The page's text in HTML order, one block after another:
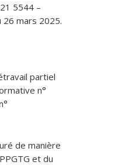
5544 –
26 mars 2025.
partiel
n°
de manière
et du